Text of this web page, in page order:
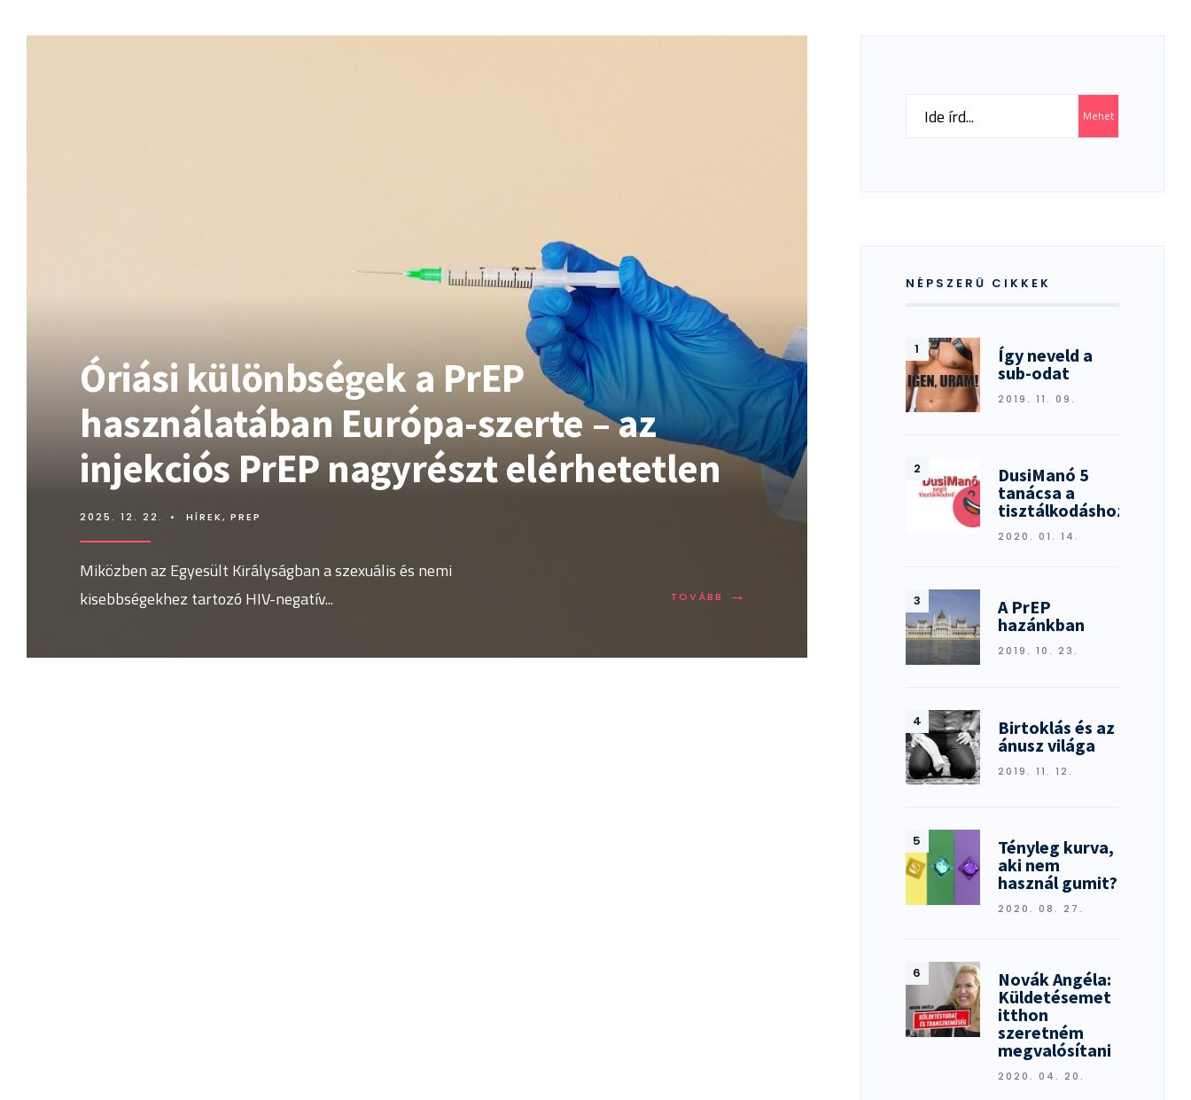
Óriási különbségek a PrEP
használatában Európa-szerte – az
injekciós PrEP nagyrészt elérhetetlen
2025. 12. 22. • HÍREK, PREP
Miközben az Egyesült Királyságban a szexuális és nemi
kisebbségekhez tartozó HIV-negatív... TOVÁBB →
TOVÁBB:
PREP
Search
Mehet
NÉPSZERŰ CIKKEK
Így neveld a
sub-odat
2019. 11. 09.
DusiManó 5
tanácsa a
tisztálkodáshoz
2020. 01. 14.
A PrEP
hazánkban
2019. 10. 23.
Birtoklás és az
ánusz világa
2019. 11. 12.
Tényleg kurva,
aki nem
használ gumit?
2020. 08. 27.
Novák Angéla:
Küldetésemet
itthon
szeretném
megvalósítani
2020. 04. 20.